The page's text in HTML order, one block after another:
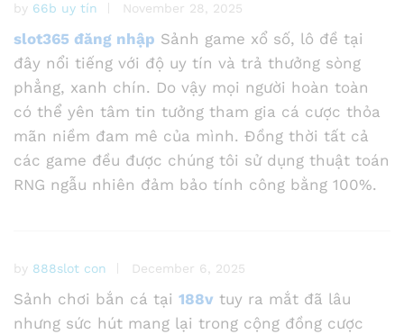
by 66b uy tín November 28, 2025
slot365 đăng nhập Sảnh game xổ số, lô đề tại
đây nổi tiếng với độ uy tín và trả thưởng sòng
phẳng, xanh chín. Do vậy mọi người hoàn toàn
có thể yên tâm tin tưởng tham gia cá cược thỏa
mãn niềm đam mê của mình. Đồng thời tất cả
các game đều được chúng tôi sử dụng thuật toán
RNG ngẫu nhiên đảm bảo tính công bằng 100%.
by 888slot con December 6, 2025
Sảnh chơi bắn cá tại 188v tuy ra mắt đã lâu
nhưng sức hút mang lại trong cộng đồng cược